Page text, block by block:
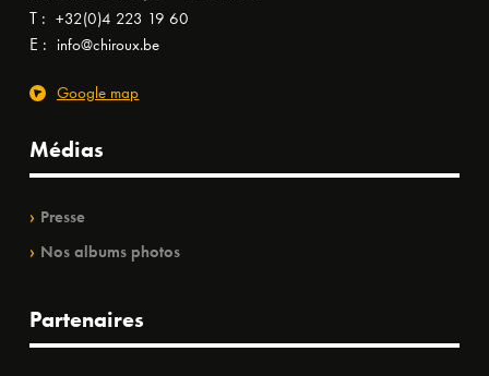
T : +32(0)4 223 19 60
E : info@chiroux.be
Google map
Médias
Presse
Nos albums photos
Partenaires